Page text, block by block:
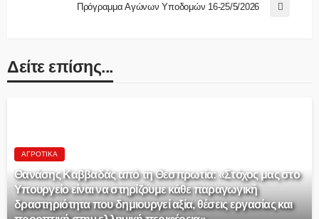
Πρόγραμμα Αγώνων Υποδομών 16-25/5/2026
Δείτε επίσης...
ΑΓΡΟΤΙΚΆ
Θανάσης Καββαδάς από τη Θεσπρωτία: «Στόχος μας στο
Υπουργείο είναι να στηρίζουμε κάθε παραγωγική
δραστηριότητα που δημιουργεί αξία, θέσεις εργασίας και